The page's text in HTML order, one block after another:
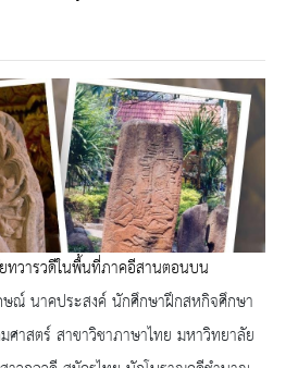
ทวารวดีในพื้นที่ภาคอีสานตอนบน
ษณ์ นาคประสงค์ นักศึกษาฝึกสหกิจศึกษา
าสตร์ สาขาวิชาภาษาไทย มหาวิทยาลัย